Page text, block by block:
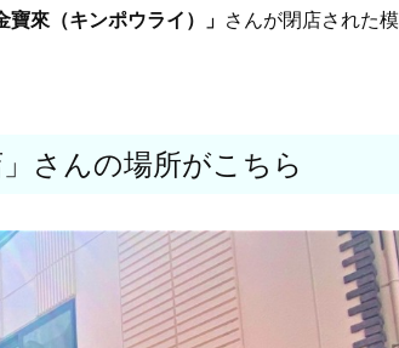
寶來（キンポウライ）」 さんが閉店された模
さんの場所がこちら